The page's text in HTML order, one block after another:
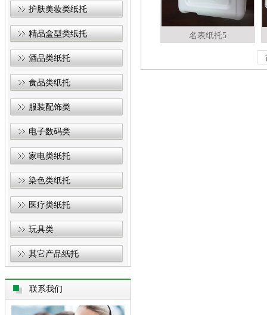
护肤美妆类纸托
精品盒型类纸托
酒品类纸托
食品类纸托
服装配饰类
电子数码类
家电类纸托
染色类纸托
医疗类纸托
玩具类
其它产品纸托
联系我们
名表纸托5